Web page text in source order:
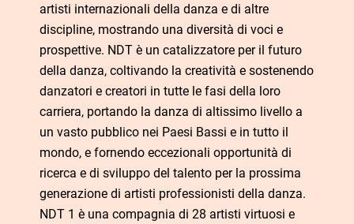
artisti internazionali della danza e di altre
discipline, mostrando una diversità di voci e
prospettive. NDT è un catalizzatore per il futuro
della danza, coltivando la creatività e sostenendo
danzatori e creatori in tutte le fasi della loro
carriera, portando la danza di altissimo livello a
un vasto pubblico nei Paesi Bassi e in tutto il
mondo, e fornendo eccezionali opportunità di
ricerca e di sviluppo del talento per la prossima
generazione di artisti professionisti della danza.
NDT 1 è una compagnia di 28 artisti virtuosi e